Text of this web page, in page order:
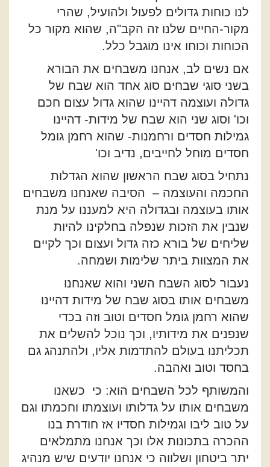
לנו כוחות גדולים לפעול ולהועיל, שהרי
מקור-החיים שלנו זה הקב"ה, שהוא מקור כל
הכוחות וכוחו אינו מוגבל כלל.
אם נשים לב, אנחנו משבחים את הבורא
בשני סוגי שבחים סוג אחד הוא שבח של
גדולה ועוצמה דהיינו שהוא גדול עצום חכם
וכו' וסוג שני הוא שבח של מידות- דהיינו
גמילות חסדים ורחמנות- שהוא רחמן גומל
חסדים מוחל לחייבים, נדיב וכו'
נתחיל בסוג שבח הראשון שהוא הגדלות
החכמה והעוצמה – הסיבה שאנחנו משבחים
אותו בעוצמה ובגדולה היא למעננו על מנת
שנבין את הזכות שנפלה בחלקינו להיות
שליחים של בורא כזה גדול ועצום וכך לקיים
את המצוות ביתר שלימות ושמחה.
נעבור לסוג השבח השני והוא שאנחנו
משבחים אותו בסוג שבח של מידות דהיינו
שהוא רחמן גומל חסדים וטוב וזה בכדי
שנפנים את מידותיו, וכך נוכל להשלים את
תכליתנו בעולם להתדמות אליו, ולהתנהג גם
בחסד וטוב ואהבה.
והמשותף לכל השבחים הוא: כי כשאנו
משבחים אותו על גדלותו ועוצמתו וחכמתו וגם
על טוב ליבו וגמילות חסדיו אז חודרת בנו
ההכרה בתכונות אלו וכך אנחנו מתמלאים
יתר ביטחון ושלווה כי אנחנו יודעים שיש מנהיג